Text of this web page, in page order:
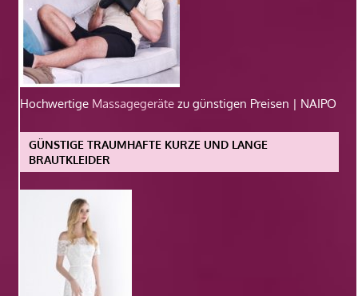
Hochwertige Massagegeräte zu günstigen Preisen | NAIPO
GÜNSTIGE TRAUMHAFTE KURZE UND LANGE
BRAUTKLEIDER